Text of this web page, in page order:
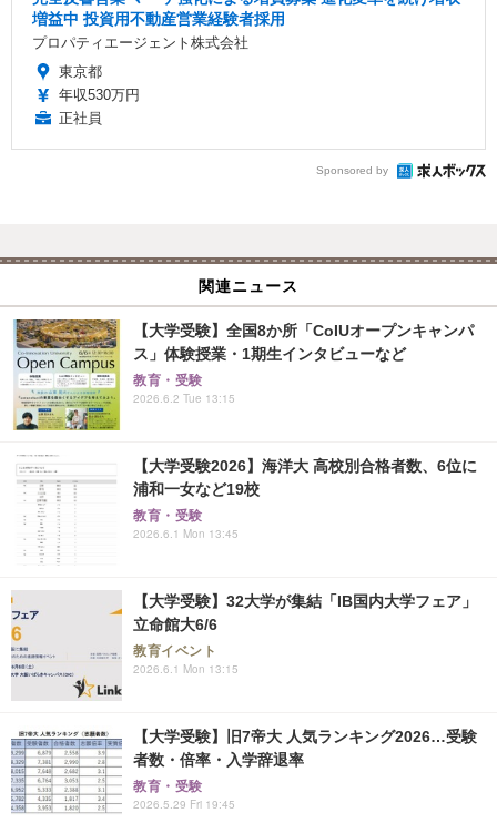
増益中 投資用不動産営業経験者採用
プロパティエージェント株式会社
東京都
年収530万円
正社員
Sponsored by
関連ニュース
【大学受験】全国8か所「CoIUオープンキャンパ
ス」体験授業・1期生インタビューなど
教育・受験
2026.6.2 Tue 13:15
【大学受験2026】海洋大 高校別合格者数、6位に
浦和一女など19校
教育・受験
2026.6.1 Mon 13:45
【大学受験】32大学が集結「IB国内大学フェア」
立命館大6/6
教育イベント
2026.6.1 Mon 13:15
【大学受験】旧7帝大 人気ランキング2026…受験
者数・倍率・入学辞退率
教育・受験
2026.5.29 Fri 19:45